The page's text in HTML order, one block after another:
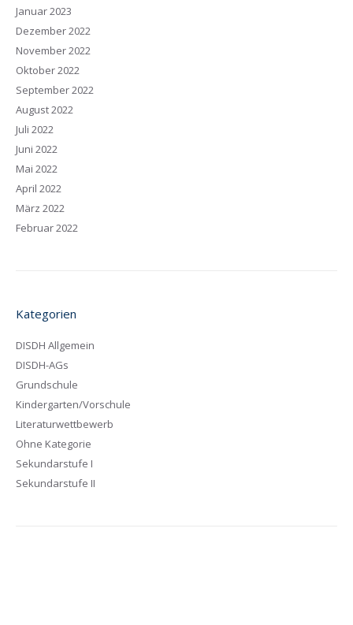
Januar 2023
Dezember 2022
November 2022
Oktober 2022
September 2022
August 2022
Juli 2022
Juni 2022
Mai 2022
April 2022
März 2022
Februar 2022
Kategorien
DISDH Allgemein
DISDH-AGs
Grundschule
Kindergarten/Vorschule
Literaturwettbewerb
Ohne Kategorie
Sekundarstufe I
Sekundarstufe II